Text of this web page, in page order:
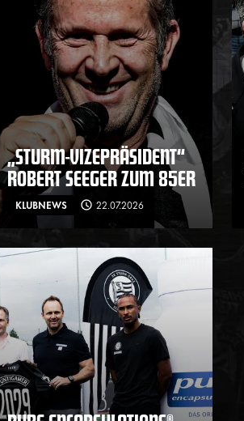
„STURM-VIZEPRÄSIDENT“
ROBERT SEEGER ZUM 85ER
KLUBNEWS 22.07.2026